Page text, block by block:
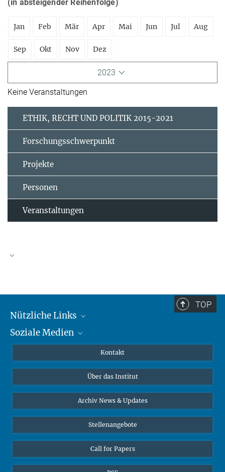
(in absteigender Reihenfolge)
Jan Feb Mär Apr Mai Jun Jul Aug
Sep Okt Nov Dez
2023
Keine Veranstaltungen
ETHIK, RECHT UND POLITIK 2015-2021
Forschungsschwerpunkt
Projekte
Personen
Veranstaltungen
TOP
Nützliche Links
MMG Alumni Corner
Online-Vorträge
Interviews zum Thema "Diversity"
Soziale Medien
Bluesky
Kontakt
Über das Institut
Archiv News & Updates
Stellenangebote
Call for Papers